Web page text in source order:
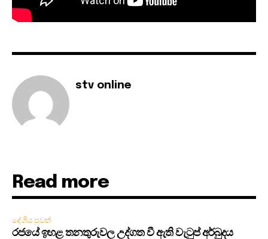
stv online
Read more
දේශීය පුවත්
රජයේ ඉහළ තනතුරුවල උද්ගත වී ඇති වැටුප් අර්බුදය